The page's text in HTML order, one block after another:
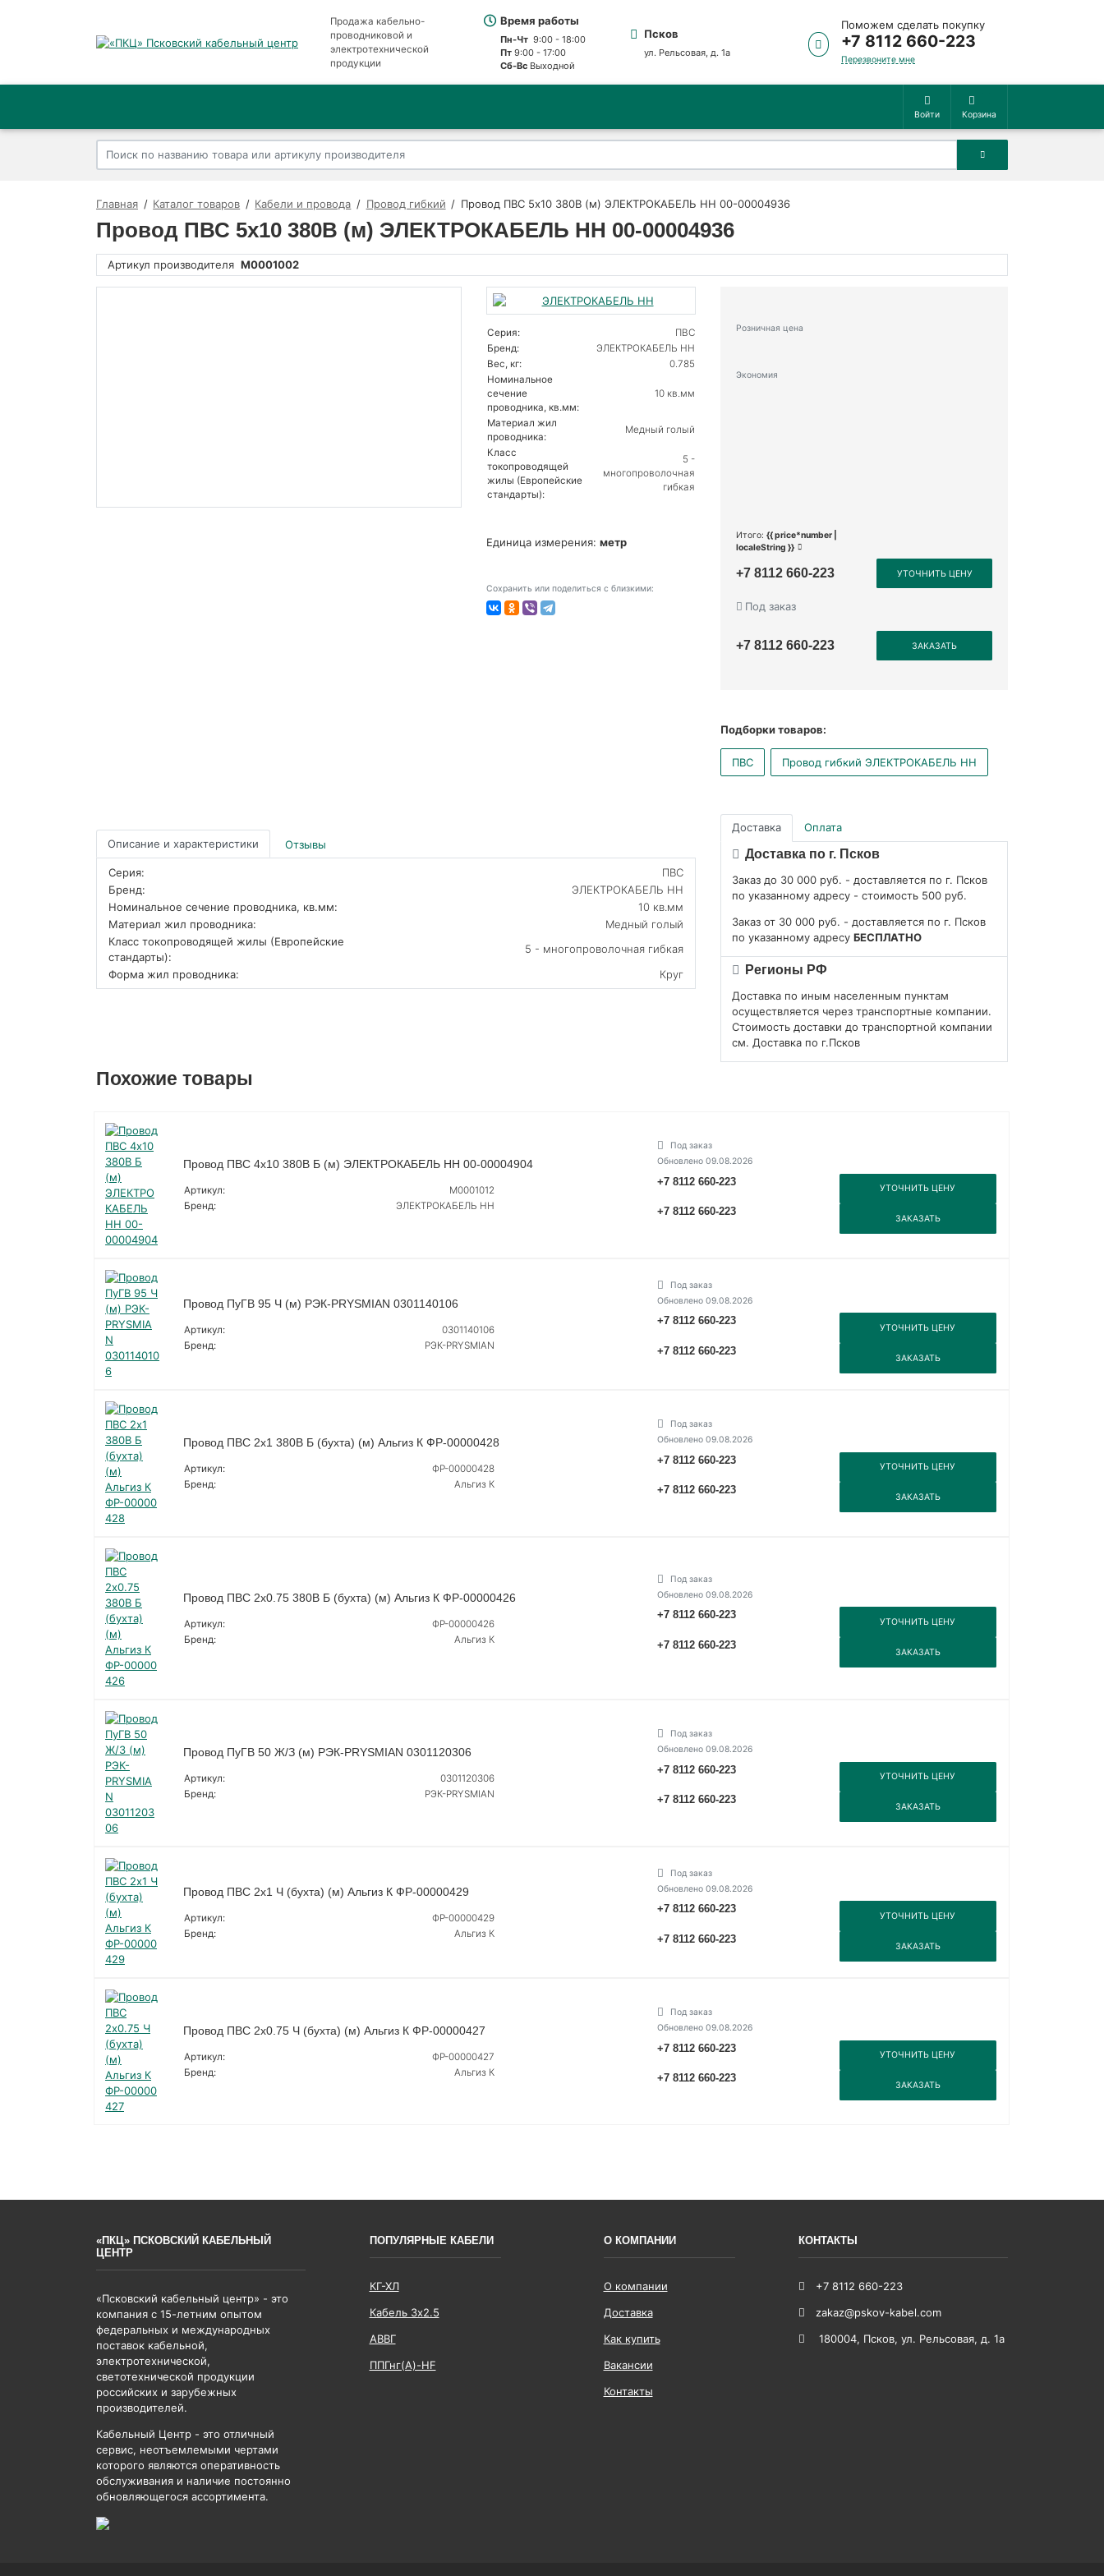
Продажа кабельно-
проводниковой и
электротехнической
продукции
Время работы
Пн-Чт9:00 - 18:00
Пт9:00 - 17:00
Сб-ВсВыходной
Псков
ул. Рельсовая, д. 1а
Поможем сделать покупку
+7 8112 660-223
Перезвоните мне
Войти Корзина
Главная Каталог товаров Кабели и провода Провод гибкий Провод ПВС 5х10 380В (м) ЭЛЕКТРОКАБЕЛЬ НН 00-00004936
Провод ПВС 5х10 380В (м) ЭЛЕКТРОКАБЕЛЬ НН 00-00004936
Артикул производителя M0001002
Серия:
ПВС
Бренд:
ЭЛЕКТРОКАБЕЛЬ НН
Вес, кг:
0.785
Номинальное
сечение
проводника, кв.мм:
10 кв.мм
Материал жил
проводника:
Медный голый
Класс
токопроводящей
жилы (Европейские
стандарты):
5 -
многопроволочная
гибкая
Единица измерения: метр
Сохранить или поделиться с близкими:
Розничная цена
Экономия
Итого: {{ price*number |
localeString }}
+7 8112 660-223 УТОЧНИТЬ ЦЕНУ
Под заказ
+7 8112 660-223 ЗАКАЗАТЬ
Подборки товаров:
ПВС Провод гибкий ЭЛЕКТРОКАБЕЛЬ НН
Доставка Оплата
Доставка по г. Псков
Заказ до 30 000 руб. - доставляется по г. Псков
по указанному адресу - стоимость 500 руб.
Заказ от 30 000 руб. - доставляется по г. Псков
по указанному адресу БЕСПЛАТНО
Регионы РФ
Доставка по иным населенным пунктам
осуществляется через транспортные компании.
Стоимость доставки до транспортной компании
см. Доставка по г.Псков
Описание и характеристики Отзывы
Серия:
ПВС
Бренд:
ЭЛЕКТРОКАБЕЛЬ НН
Номинальное сечение проводника, кв.мм:
10 кв.мм
Материал жил проводника:
Медный голый
Класс токопроводящей жилы (Европейские
стандарты):
5 - многопроволочная гибкая
Форма жил проводника:
Круг
Похожие товары
Провод ПВС 4х10 380В Б (м) ЭЛЕКТРОКАБЕЛЬ НН 00-00004904
Артикул:
M0001012
Бренд:
ЭЛЕКТРОКАБЕЛЬ НН
Под заказ
Обновлено 09.08.2026
+7 8112 660-223
УТОЧНИТЬ ЦЕНУ
+7 8112 660-223
ЗАКАЗАТЬ
Провод ПуГВ 95 Ч (м) РЭК-PRYSMIAN 0301140106
Артикул:
0301140106
Бренд:
РЭК-PRYSMIAN
Под заказ
Обновлено 09.08.2026
+7 8112 660-223
УТОЧНИТЬ ЦЕНУ
+7 8112 660-223
ЗАКАЗАТЬ
Провод ПВС 2х1 380В Б (бухта) (м) Альгиз К ФР-00000428
Артикул:
ФР-00000428
Бренд:
Альгиз К
Под заказ
Обновлено 09.08.2026
+7 8112 660-223
УТОЧНИТЬ ЦЕНУ
+7 8112 660-223
ЗАКАЗАТЬ
Провод ПВС 2х0.75 380В Б (бухта) (м) Альгиз К ФР-00000426
Артикул:
ФР-00000426
Бренд:
Альгиз К
Под заказ
Обновлено 09.08.2026
+7 8112 660-223
УТОЧНИТЬ ЦЕНУ
+7 8112 660-223
ЗАКАЗАТЬ
Провод ПуГВ 50 Ж/З (м) РЭК-PRYSMIAN 0301120306
Артикул:
0301120306
Бренд:
РЭК-PRYSMIAN
Под заказ
Обновлено 09.08.2026
+7 8112 660-223
УТОЧНИТЬ ЦЕНУ
+7 8112 660-223
ЗАКАЗАТЬ
Провод ПВС 2х1 Ч (бухта) (м) Альгиз К ФР-00000429
Артикул:
ФР-00000429
Бренд:
Альгиз К
Под заказ
Обновлено 09.08.2026
+7 8112 660-223
УТОЧНИТЬ ЦЕНУ
+7 8112 660-223
ЗАКАЗАТЬ
Провод ПВС 2х0.75 Ч (бухта) (м) Альгиз К ФР-00000427
Артикул:
ФР-00000427
Бренд:
Альгиз К
Под заказ
Обновлено 09.08.2026
+7 8112 660-223
УТОЧНИТЬ ЦЕНУ
+7 8112 660-223
ЗАКАЗАТЬ
«ПКЦ» ПСКОВСКИЙ КАБЕЛЬНЫЙ
ЦЕНТР
«Псковский кабельный центр» - это
компания с 15-летним опытом
федеральных и международных
поставок кабельной,
электротехнической,
светотехнической продукции
российских и зарубежных
производителей.
Кабельный Центр - это отличный
сервис, неотъемлемыми чертами
которого являются оперативность
обслуживания и наличие постоянно
обновляющегося ассортимента.
ПОПУЛЯРНЫЕ КАБЕЛИ
КГ-ХЛ
Кабель 3x2.5
АВВГ
ППГнг(А)-HF
О КОМПАНИИ
О компании
Доставка
Как купить
Вакансии
Контакты
КОНТАКТЫ
+7 8112 660-223
zakaz@pskov-kabel.com
180004, Псков, ул. Рельсовая, д. 1а